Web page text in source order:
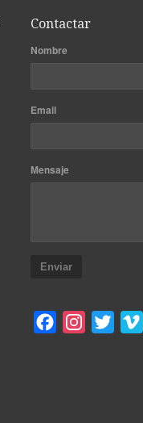
Contactar
Nombre
Email
Mensaje
Enviar
FacebookInstagram
Twitter